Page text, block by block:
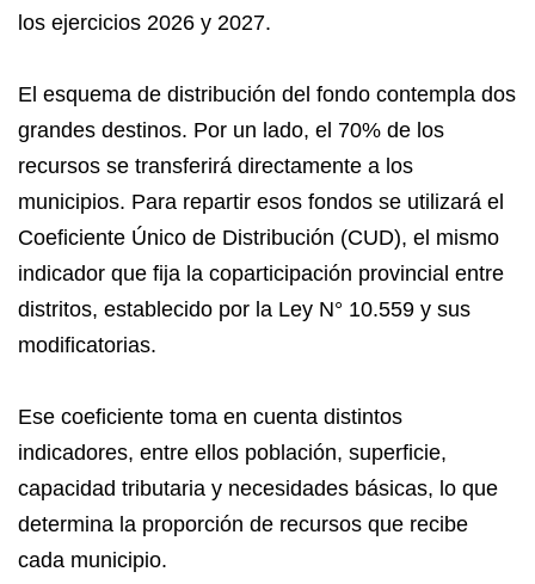
los ejercicios 2026 y 2027.
El esquema de distribución del fondo contempla dos
grandes destinos. Por un lado, el 70% de los
recursos se transferirá directamente a los
municipios. Para repartir esos fondos se utilizará el
Coeficiente Único de Distribución (CUD), el mismo
indicador que fija la coparticipación provincial entre
distritos, establecido por la Ley N° 10.559 y sus
modificatorias.
Ese coeficiente toma en cuenta distintos
indicadores, entre ellos población, superficie,
capacidad tributaria y necesidades básicas, lo que
determina la proporción de recursos que recibe
cada municipio.